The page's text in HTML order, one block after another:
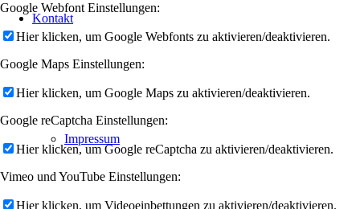
Kontakt
Impressum
Google Webfont Einstellungen:
Hier klicken, um Google Webfonts zu aktivieren/deaktivieren.
Google Maps Einstellungen:
Hier klicken, um Google Maps zu aktivieren/deaktivieren.
Google reCaptcha Einstellungen:
Hier klicken, um Google reCaptcha zu aktivieren/deaktivieren.
Vimeo und YouTube Einstellungen:
Hier klicken, um Videoeinbettungen zu aktivieren/deaktivieren.